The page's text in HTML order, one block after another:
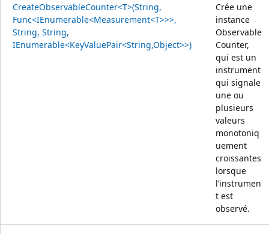
CreateObservableCounter<T>(String,
Func<IEnumerable<Measurement<T>>>,
String, String,
IEnumerable<KeyValuePair<String,Object>>)
Crée une
instance
Observable
Counter,
qui est un
instrument
qui signale
une ou
plusieurs
valeurs
monotoniq
uement
croissantes
lorsque
l’instrumen
t est
observé.